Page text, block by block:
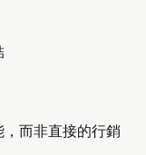
而非直接的行銷